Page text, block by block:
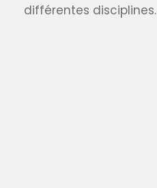
différentes disciplines.